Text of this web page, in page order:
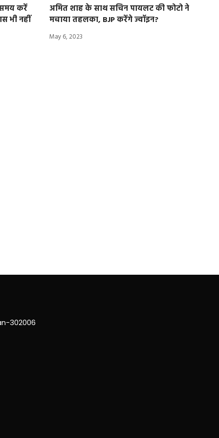
करें
भी नहीं
अमित शाह के साथ ​सचिन पायलट की फोटो ने
मचाया तहलका, BJP करेंगे ज्वॉइन?
May 6, 2023
302006